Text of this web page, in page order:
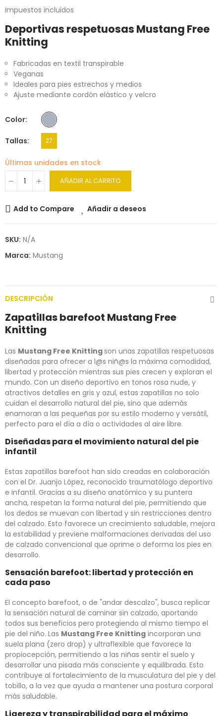
Impuestos incluidos
Deportivas respetuosas Mustang Free
Knitting
Fabricadas en textil transpirable
Veganas
Ideales para pies estrechos y medios
Ajuste mediante cordón elástico y velcro
Color
Tallas 27
Últimas unidades en stock
AÑADIR AL CARRITO
Add to Compare Añadir a deseos
SKU: N/A
Marca: Mustang
DESCRIPCIÓN
Zapatillas barefoot Mustang Free
Knitting
Las Mustang Free Knittingson unas zapatillas respetuosas
diseñadas para ofrecer a l@s niñ@s la máxima comodidad,
libertad y protección mientras sus pies crecen y exploran el
mundo. Con un diseño deportivo en tonos rosa nude, y
atractivos detalles en gris y azul, estas zapatillas no solo
cuidan el desarrollo natural del pie, sino que además
enamoran a las pequeñas por su estilo moderno y versátil,
perfecto para el día a día o actividades al aire libre.
Diseñadas para el movimiento natural del pie
infantil
Estas zapatillas barefoot han sido creadas en colaboración
con el Dr. Juanjo López, reconocido traumatólogo deportivo
e infantil. Gracias a su diseño anatómico y su puntera
ancha, respetan la forma natural del pie, permitiendo que
los dedos se muevan con libertad y sin restricciones dentro
del calzado. Esto favorece un crecimiento saludable, mejora
la estabilidad y previene malformaciones derivadas del uso
de calzado convencional que oprime o deforma los pies en
desarrollo.
Sensación barefoot: libertad y protección en
cada paso
El concepto barefoot, o de "andar descalzo", busca replicar
la sensación natural de caminar sin calzado, aportando
todos sus beneficios pero protegiendo al mismo tiempo el
pie del niño. Las Mustang Free Knitting incorporan una
suela plana (zero drop) y ultraflexible que favorece la
propiocepción, permitiendo a las niñas sentir el suelo y
desarrollar una pisada más consciente y equilibrada. Esto
contribuye al fortalecimiento de la musculatura del pie y del
tobillo, a la vez que ayuda a mantener una postura corporal
más saludable.